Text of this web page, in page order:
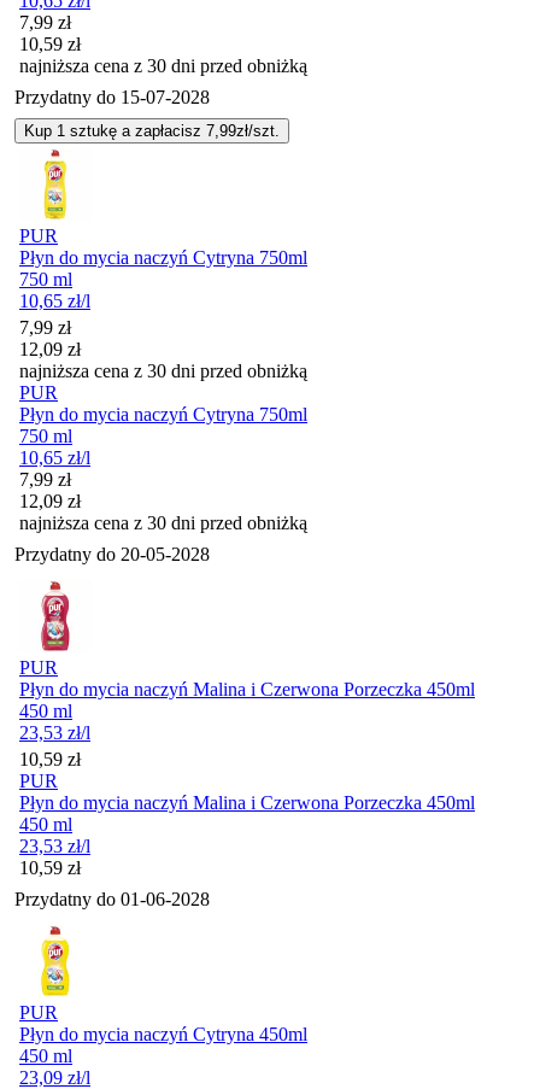
Cena promocyjna
7,99 zł
10,59 zł
najniższa cena z 30 dni przed obniżką
Przydatny do 15-07-2028
Kup 1 sztukę a zapłacisz 7,99zł/szt.
PUR
Płyn do mycia naczyń Cytryna 750ml
750 ml
10,65 zł/l
Cena promocyjna
7,99 zł
12,09 zł
najniższa cena z 30 dni przed obniżką
PUR
Płyn do mycia naczyń Cytryna 750ml
750 ml
10,65 zł/l
Cena promocyjna
7,99 zł
12,09 zł
najniższa cena z 30 dni przed obniżką
Przydatny do 20-05-2028
PUR
Płyn do mycia naczyń Malina i Czerwona Porzeczka 450ml
450 ml
23,53 zł/l
Cena
10,59 zł
PUR
Płyn do mycia naczyń Malina i Czerwona Porzeczka 450ml
450 ml
23,53 zł/l
Cena
10,59 zł
Przydatny do 01-06-2028
PUR
Płyn do mycia naczyń Cytryna 450ml
450 ml
23,09 zł/l